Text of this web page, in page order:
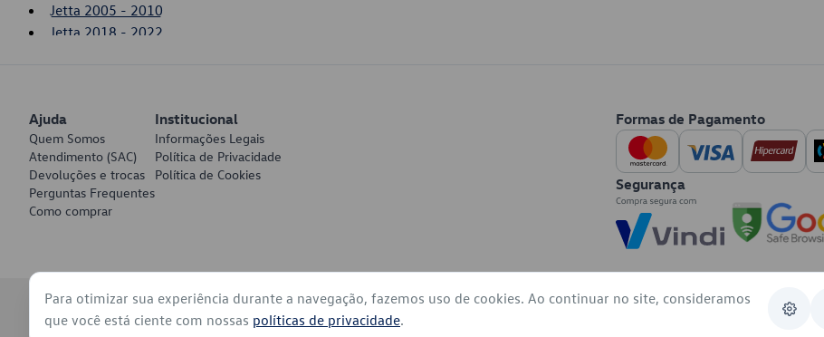
Jetta 2005 - 2010
Jetta 2018 - 2022
T-Cross 2020 - 2022
Taos 2021 - 2022
Tiguan 2008 - 2011
Touareg 2004 - 2005
Virtus 2018 - 2022
Ajuda
Quem Somos
Atendimento (SAC)
Devoluções e trocas
Perguntas Frequentes
Como comprar
Institucional
Informações Legais
Política de Privacidade
Política de Cookies
Formas de Pagamento
Segurança
© 2026 - Volkswagen do Brasil - Todos os direitos reservados
Para otimizar sua experiência durante a navegação, fazemos uso de cookies. Ao continuar no site, consideramos
que você está ciente com nossas políticas de privacidade.